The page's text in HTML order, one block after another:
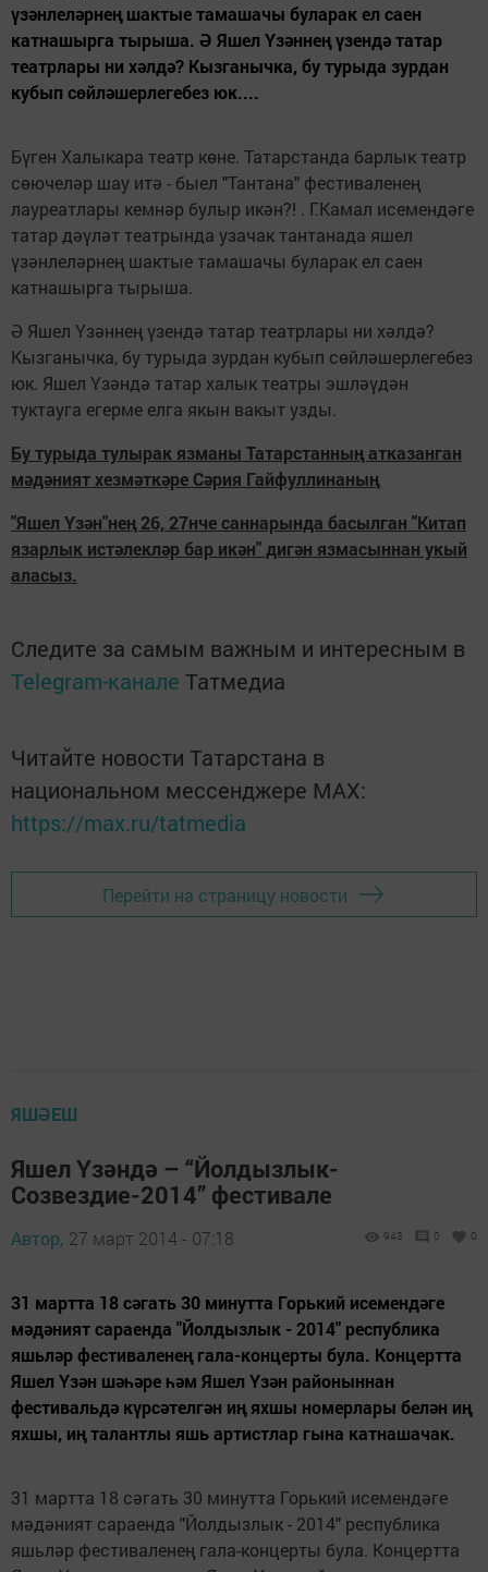
үзәнлеләрнең шактые тамашачы буларак ел саен
катнашырга тырыша. Ә Яшел Үзәннең үзендә татар
театрлары ни хәлдә? Кызганычка, бу турыда зурдан
кубып сөйләшерлегебез юк....
Бүген Халыкара театр көне. Татарстанда барлык театр
сөючеләр шау итә - быел "Тантана" фестиваленең
лауреатлары кемнәр булыр икән?! . Г.Камал исемендәге
татар дәүләт театрында узачак тантанада яшел
үзәнлеләрнең шактые тамашачы буларак ел саен
катнашырга тырыша.
Ә Яшел Үзәннең үзендә татар театрлары ни хәлдә?
Кызганычка, бу турыда зурдан кубып сөйләшерлегебез
юк. Яшел Үзәндә татар халык театры эшләүдән
туктауга егерме елга якын вакыт узды.
Бу турыда тулырак язманы Татарстанның атказанган
мәдәният хезмәткәре Сәрия Гайфуллинаның
"Яшел Үзән"нең 26, 27нче саннарында басылган "Китап
язарлык истәлекләр бар икән" дигән язмасыннан укый
аласыз.
Следите за самым важным и интересным в
Telegram-канале Татмедиа
Читайте новости Татарстана в
национальном мессенджере MАХ:
https://max.ru/tatmedia
Перейти на страницу новости
ЯШӘЕШ
Яшел Үзәндә – “Йолдызлык-
Созвездие-2014” фестивале
Автор, 27 март 2014 - 07:18 943 0 0
31 мартта 18 сәгать 30 минутта Горький исемендәге
мәдәният сараенда "Йолдызлык - 2014" республика
яшьләр фестиваленең гала-концерты була. Концертта
Яшел Үзән шәһәре һәм Яшел Үзән районыннан
фестивальдә күрсәтелгән иң яхшы номерлары белән иң
яхшы, иң талантлы яшь артистлар гына катнашачак.
31 мартта 18 сәгать 30 минутта Горький исемендәге
мәдәният сараенда "Йолдызлык - 2014" республика
яшьләр фестиваленең гала-концерты була. Концертта